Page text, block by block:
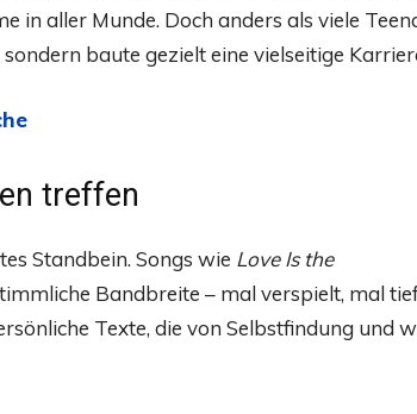
in aller Munde. Doch anders als viele
baute gezielt eine vielseitige
treffen
Standbein. Songs wie Love Is the
Bandbreite – mal verspielt, mal
Texte, die von Selbstfindung und